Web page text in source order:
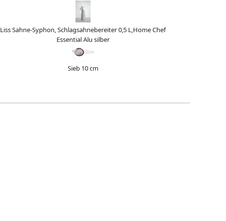
Liss Sahne-Syphon, Schlagsahnebereiter 0,5 L,Home Chef
Essential Alu silber
Sieb 10 cm